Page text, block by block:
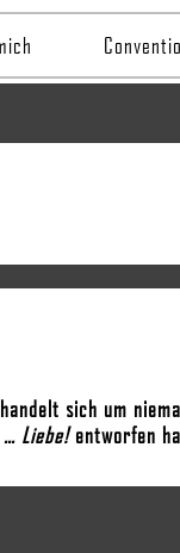
sich um
… Liebe!entworfen